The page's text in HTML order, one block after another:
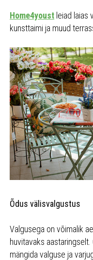
Home4youst leiad laias
kunsttaimi ja muud
Õdus välisvalgustus
Valgusega on võimalik
huvitavaks
mängida valguse ja